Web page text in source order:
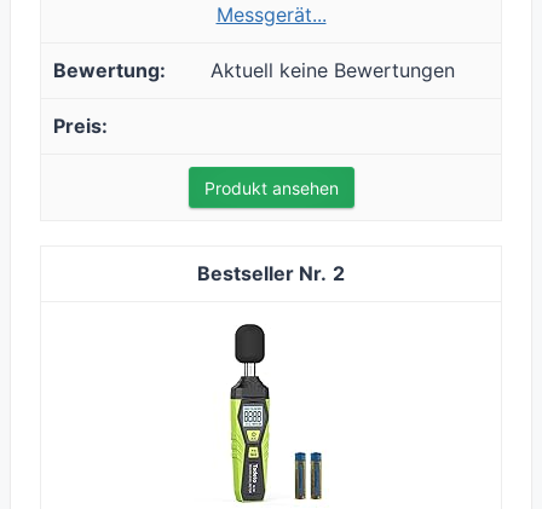
Messgerät...
Aktuell keine Bewertungen
Produkt ansehen
2